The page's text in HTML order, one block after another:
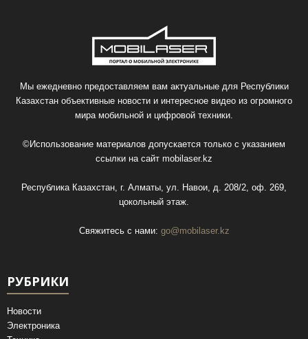
Мы ежедневно предоставляем вам актуальные для Республики
Казахстан объективные новости и интересное видео из огромного
мира мобильной и цифровой техники.
©Использование материалов допускается только с указанием
ссылки на сайт mobilaser.kz
Республика Казахстан, г. Алматы, ул. Навои, д. 208/2, оф. 269,
цокольный этаж.
Свяжитесь с нами: go@mobilaser.kz
РУБРИКИ
Новости
Электроника